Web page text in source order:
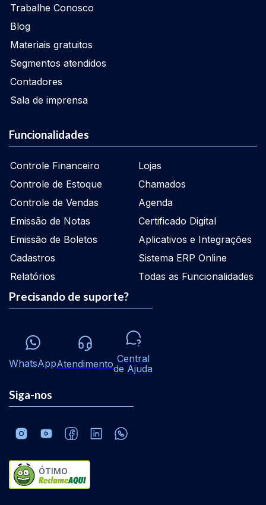
Trabalhe Conosco
Blog
Materiais gratuitos
Segmentos atendidos
Contadores
Sala de imprensa
Funcionalidades
Controle Financeiro
Controle de Estoque
Controle de Vendas
Emissão de Notas
Emissão de Boletos
Cadastros
Relatórios
Lojas
Chamados
Agenda
Certificado Digital
Aplicativos e Integrações
Sistema ERP Online
Todas as Funcionalidades
Precisando de suporte?
WhatsAppAtendimento Central
de Ajuda
Siga-nos
ÓTIMO